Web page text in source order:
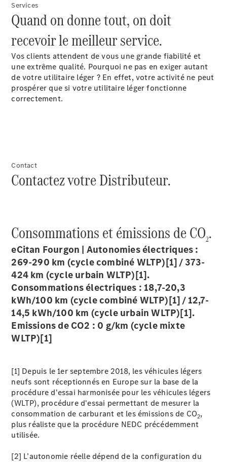
Véhicules
Véhicules
marchandises
Véhicules à
bennes
Véhicules à
plateau
de
Personnes à
Mobilité
Véhicules
Offres
digitales
pour votre
utilitaire
Redécouvrez
votre
véhicule
utilitaire
Recherchez
un
distributeur
Services
Quand on donne tout, on doit
recevoir le meilleur service.
Vos clients attendent de vous une grande fiabilité et
une extrême qualité. Pourquoi ne pas en exiger autant
de votre utilitaire léger ? En effet, votre activité ne peut
prospérer que si votre utilitaire léger fonctionne
correctement.
Contact
Contactez votre Distributeur.
Consommations et émissions de CO2.
eCitan Fourgon | Autonomies électriques :
269-290 km (cycle combiné WLTP)[1] / 373-
424 km (cycle urbain WLTP)[1].
Consommations électriques : 18,7-20,3
kWh/100 km (cycle combiné WLTP)[1] / 12,7-
14,5 kWh/100 km (cycle urbain WLTP)[1].
Emissions de CO2 : 0 g/km (cycle mixte
WLTP)[1]
[1] Depuis le 1er septembre 2018, les véhicules légers
neufs sont réceptionnés en Europe sur la base de la
procédure d'essai harmonisée pour les véhicules légers
(WLTP), procédure d'essai permettant de mesurer la
consommation de carburant et les émissions de CO2,
plus réaliste que la procédure NEDC précédemment
utilisée.
[2] L’autonomie réelle dépend de la configuration du